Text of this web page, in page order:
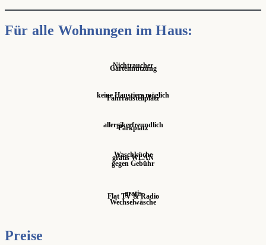
Für alle Wohnungen im Haus:
Gartennutzung
Nichtraucher
Fahrradstellplatz
keine Haustiere möglich
Parkplatz
allergiker­freundlich
gratis WLAN
Waschküche
gegen Gebühr
Flat TV & Radio
gratis
Wechselwäsche
Preise